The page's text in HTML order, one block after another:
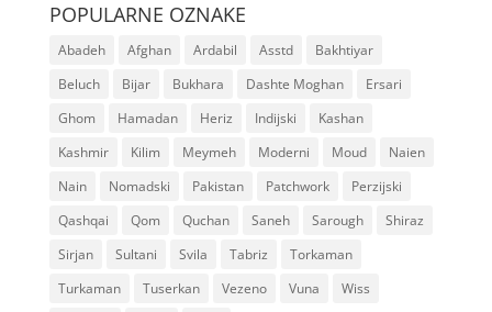
POPULARNE OZNAKE
Abadeh Afghan Ardabil Asstd
Bakhtiyar
Beluch
Bijar Bukhara Dashte Moghan
Ersari
Ghom
Hamadan Heriz Indijski
Kashan
Kashmir
Kilim Meymeh Moderni Moud
Naien
Nain
Nomadski Pakistan Patchwork
Perzijski
Qashqai
Qom Quchan Saneh Sarough
Shiraz
Sirjan
Sultani Svila Tabriz
Torkaman
Turkaman
Tuserkan Vezeno Vuna
Wiss